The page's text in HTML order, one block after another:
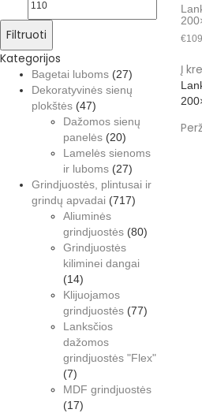
€
Į
Filtruoti
Kategorijos
Bagetai luboms (27)
Dekoratyvinės sienų
plokštės (47)
Dažomos sienų
panelės (20)
Lamelės sienoms
ir luboms (27)
Grindjuostės, plintusai ir
grindų apvadai (717)
Aliuminės
grindjuostės (80)
Grindjuostės
kiliminei dangai
(14)
Klijuojamos
grindjuostės (77)
Lanksčios
dažomos
grindjuostės "Flex"
(7)
MDF grindjuostės
(17)